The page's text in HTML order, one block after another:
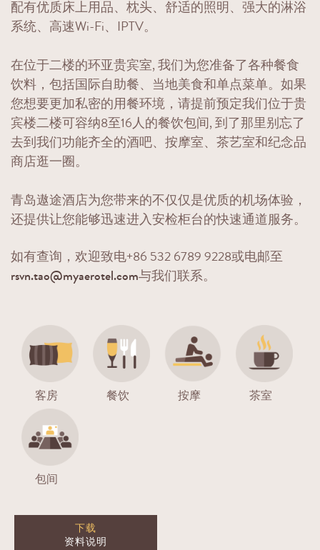
配有优质床上用品、枕头、舒适的照明、强大的淋浴
系统、高速Wi-Fi、IPTV。
在位于二楼的环亚贵宾室, 我们为您准备了各种餐食
饮料，包括国际自助餐、当地美食和单点菜单。如果
您想要更加私密的用餐环境，请提前预定我们位于贵
宾楼二楼可容纳8至16人的餐饮包间, 到了那里别忘了
去到我们功能齐全的酒吧、按摩室、茶艺室和纪念品
商店逛一圈。
青岛遨途酒店为您带来的不仅仅是优质的机场体验，
还提供让您能够迅速进入安检柜台的快速通道服务。
如有查询，欢迎致电+86 532 6789 9228或电邮至
rsvn.tao@myaerotel.com与我们联系。
客房 餐饮 按摩 茶室
包间
下载
资料说明